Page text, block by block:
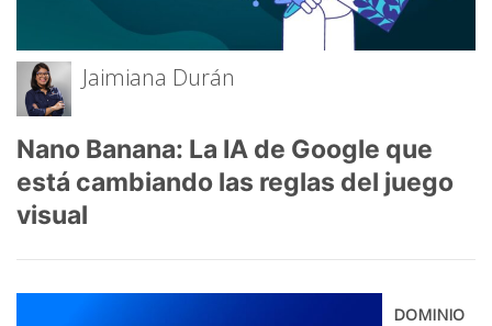
Jaimiana Durán
Nano Banana: La IA de Google que
está cambiando las reglas del juego
visual
DOMINIO